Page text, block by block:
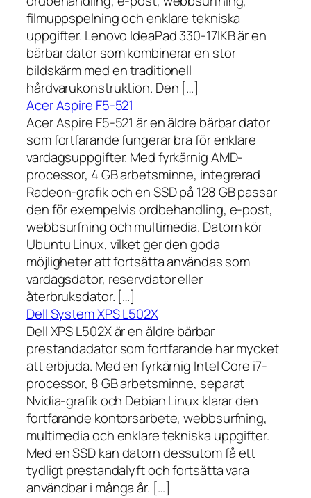
filmuppspelning och enklare tekniska
uppgifter. Lenovo IdeaPad 330-17IKB är en
bärbar dator som kombinerar en stor
bildskärm med en traditionell
hårdvarukonstruktion. Den […]
Acer Aspire F5-521
Acer Aspire F5-521 är en äldre bärbar dator
som fortfarande fungerar bra för enklare
vardagsuppgifter. Med fyrkärnig AMD-
processor, 4 GB arbetsminne, integrerad
Radeon-grafik och en SSD på 128 GB passar
den för exempelvis ordbehandling, e-post,
webbsurfning och multimedia. Datorn kör
Ubuntu Linux, vilket ger den goda
möjligheter att fortsätta användas som
vardagsdator, reservdator eller
återbruksdator. […]
Dell System XPS L502X
Dell XPS L502X är en äldre bärbar
prestandadator som fortfarande har mycket
att erbjuda. Med en fyrkärnig Intel Core i7-
processor, 8 GB arbetsminne, separat
Nvidia-grafik och Debian Linux klarar den
fortfarande kontorsarbete, webbsurfning,
multimedia och enklare tekniska uppgifter.
Med en SSD kan datorn dessutom få ett
tydligt prestandalyft och fortsätta vara
användbar i många år. […]